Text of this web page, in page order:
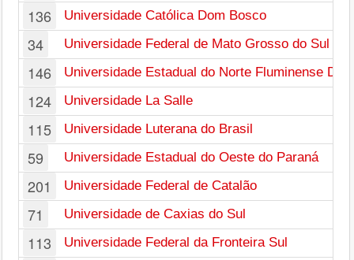
136 Universidade Católica Dom Bosco
34 Universidade Federal de Mato Grosso do Sul
146 Universidade Estadual do Norte Fluminense
124 Universidade La Salle
115 Universidade Luterana do Brasil
59 Universidade Estadual do Oeste do Paraná
201 Universidade Federal de Catalão
71 Universidade de Caxias do Sul
113 Universidade Federal da Fronteira Sul